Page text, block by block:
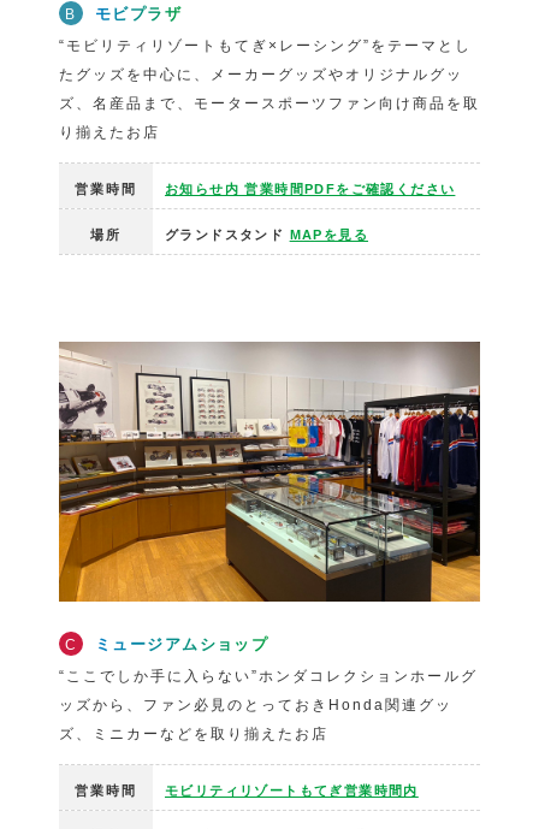
B モビプラザ
“モビリティリゾートもてぎ×レーシング”をテーマとし
たグッズを中心に、メーカーグッズやオリジナルグッ
ズ、名産品まで、モータースポーツファン向け商品を取
り揃えたお店
営業時間 お知らせ内 営業時間PDFをご確認ください
場所 グランドスタンド MAPを見る
C ミュージアムショップ
“ここでしか手に入らない”ホンダコレクションホールグ
ッズから、ファン必見のとっておきHonda関連グッ
ズ、ミニカーなどを取り揃えたお店
営業時間 モビリティリゾートもてぎ営業時間内